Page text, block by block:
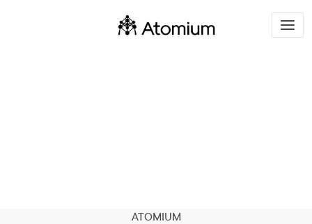
ATOMIUM